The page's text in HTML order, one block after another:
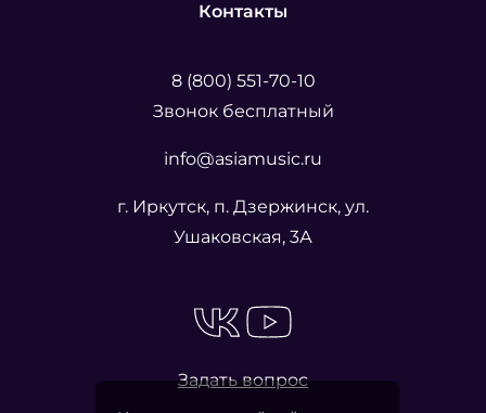
Контакты
8 (800) 551-70-10
Звонок бесплатный
info@asiamusic.ru
г. Иркутск, п. Дзержинск, ул.
Ушаковская, 3А
Задать вопрос